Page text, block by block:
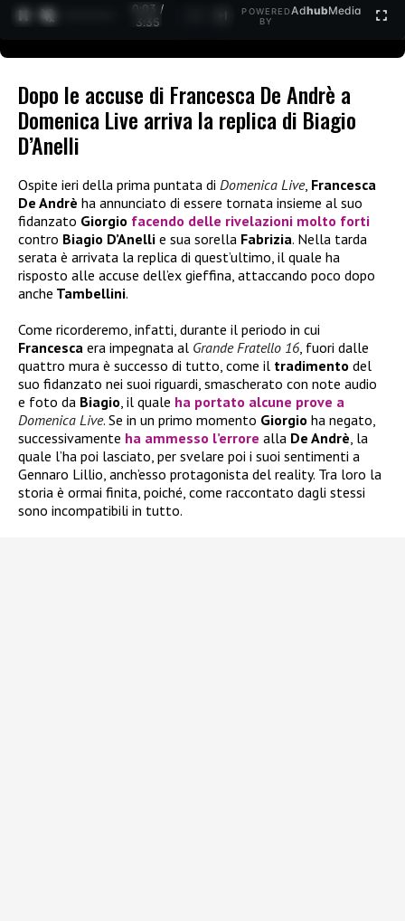
0:04 /
3:35
POWERED
BY
AdhubMedia
Dopo le accuse di Francesca De Andrè a
Domenica Live arriva la replica di Biagio
D’Anelli
Ospite ieri della prima puntata di Domenica Live, Francesca
De Andrè ha annunciato di essere tornata insieme al suo
fidanzato Giorgio facendo delle rivelazioni molto forti
contro Biagio D’Anelli e sua sorella Fabrizia. Nella tarda
serata è arrivata la replica di quest’ultimo, il quale ha
risposto alle accuse dell’ex gieffina, attaccando poco dopo
anche Tambellini.
Come ricorderemo, infatti, durante il periodo in cui
Francesca era impegnata al Grande Fratello 16, fuori dalle
quattro mura è successo di tutto, come il tradimento del
suo fidanzato nei suoi riguardi, smascherato con note audio
e foto da Biagio, il quale ha portato alcune prove a
Domenica Live. Se in un primo momento Giorgio ha negato,
successivamente ha ammesso l’errore alla De Andrè, la
quale l’ha poi lasciato, per svelare poi i suoi sentimenti a
Gennaro Lillio, anch’esso protagonista del reality. Tra loro la
storia è ormai finita, poiché, come raccontato dagli stessi
sono incompatibili in tutto.